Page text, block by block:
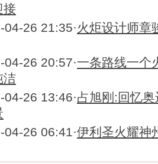
接
04-26 21:35·火炬设计师章
04-26 20:57·一条路线一个
洁
04-26 13:46·占旭刚:回忆
04-26 06:41·伊利圣火耀神